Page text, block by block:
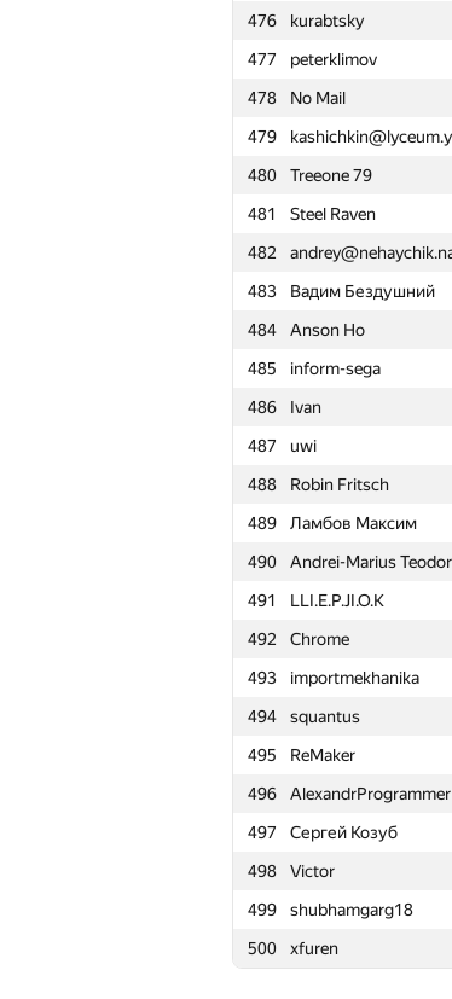
476
kurabtsky
477
peterklimov
478
No Mail
479
480
Treeone 79
481
Steel Raven
482
483
Вадим Бездушний
484
Anson Ho
485
inform-sega
486
Ivan
487
uwi
488
Robin Fritsch
489
Ламбов Максим
490
Andrei-Marius
491
LLI.E.P.JI.O.K
492
Chrome
493
importmekhanika
494
squantus
495
ReMaker
496
AlexandrProgrammer
497
Сергей Козуб
498
Victor
499
shubhamgarg18
500
xfuren
453
Вадим Шилов
454
Мокк Мокко
455
Dr.ea.r
456
Рамис Ямилов
457
archonoff
458
SerebrovAB
459
myamak.myam
460
helgui
461
gonch4roff.s
462
gogomaxxaon
463
Александр
464
SALADOR2005
465
exoji2e
466
sas4eka
467
ypisarchik
468
barcelonaaaa
469
Сергей Байбаков
470
Bobrov1505
471
voda042010
472
Алексей Пырко
473
sidorenkobor
474
ctrlalt
475
densev5
476
kurabtsky
477
peterklimov